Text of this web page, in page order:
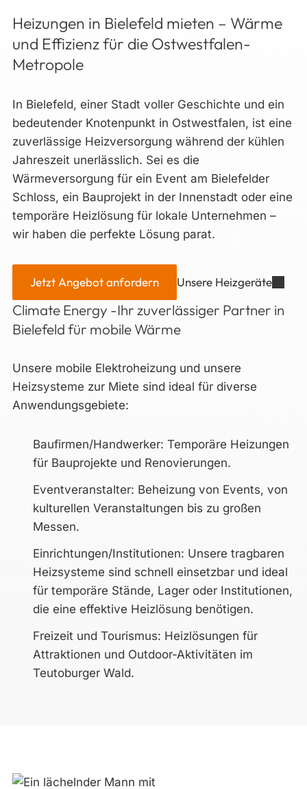
Heizungen in Bielefeld mieten – Wärme
und Effizienz für die Ostwestfalen-
Metropole
In Bielefeld, einer Stadt voller Geschichte und ein
bedeutender Knotenpunkt in Ostwestfalen, ist eine
zuverlässige Heizversorgung während der kühlen
Jahreszeit unerlässlich. Sei es die
Wärmeversorgung für ein Event am Bielefelder
Schloss, ein Bauprojekt in der Innenstadt oder eine
temporäre Heizlösung für lokale Unternehmen –
wir haben die perfekte Lösung parat.
Jetzt Angebot anfordern Unsere Heizgeräte
Climate Energy -Ihr zuverlässiger Partner in
Bielefeld für mobile Wärme
Unsere mobile Elektroheizung und unsere
Heizsysteme zur Miete sind ideal für diverse
Anwendungsgebiete:
Baufirmen/Handwerker: Temporäre Heizungen
für Bauprojekte und Renovierungen.
Eventveranstalter: Beheizung von Events, von
kulturellen Veranstaltungen bis zu großen
Messen.
Einrichtungen/Institutionen: Unsere tragbaren
Heizsysteme sind schnell einsetzbar und ideal
für temporäre Stände, Lager oder Institutionen,
die eine effektive Heizlösung benötigen.
Freizeit und Tourismus: Heizlösungen für
Attraktionen und Outdoor-Aktivitäten im
Teutoburger Wald.